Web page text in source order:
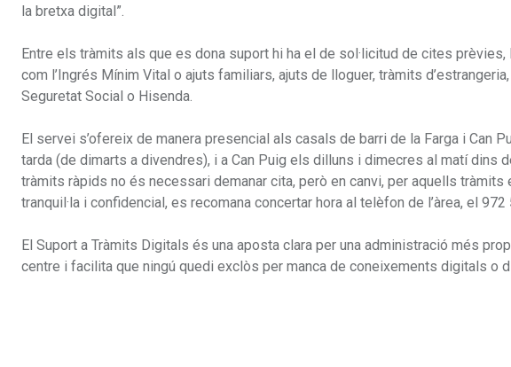
la bretxa digital”.
Entre els tràmits als que es dona suport hi ha el de sol·licitud de cites
com l’Ingrés Mínim Vital o ajuts familiars, ajuts de lloguer, tràmits
Seguretat Social o Hisenda.
El servei s’ofereix de manera presencial als casals de barri de la Farga i Can
tarda (de dimarts a divendres), i a Can Puig els dilluns i dimecres al matí dins
tràmits ràpids no és necessari demanar cita, però en canvi, per aquells
tranquil·la i confidencial, es recomana concertar hora al telèfon de l’àrea, el 972
El Suport a Tràmits Digitals és una aposta clara per una administració més
centre i facilita que ningú quedi exclòs per manca de coneixements digitals o